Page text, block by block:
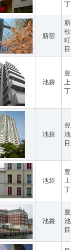
新宿
目
池袋
池袋
目
池袋
池袋